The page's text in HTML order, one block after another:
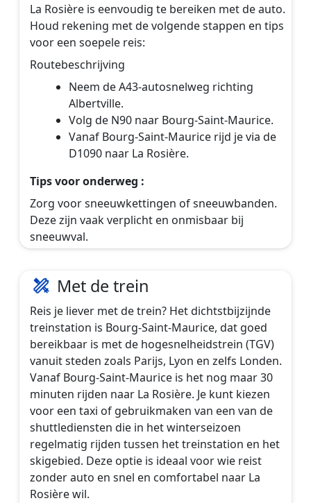
La Rosière is eenvoudig te bereiken met de auto.
Houd rekening met de volgende stappen en tips
voor een soepele reis:
Routebeschrijving
Neem de A43-autosnelweg richting
Albertville.
Volg de N90 naar Bourg-Saint-Maurice.
Vanaf Bourg-Saint-Maurice rijd je via de
D1090 naar La Rosière.
Tips voor onderweg :
Zorg voor sneeuwkettingen of sneeuwbanden.
Deze zijn vaak verplicht en onmisbaar bij
sneeuwval.
Met de trein
Reis je liever met de trein? Het dichtstbijzijnde
treinstation is Bourg-Saint-Maurice, dat goed
bereikbaar is met de hogesnelheidstrein (TGV)
vanuit steden zoals Parijs, Lyon en zelfs Londen.
Vanaf Bourg-Saint-Maurice is het nog maar 30
minuten rijden naar La Rosière. Je kunt kiezen
voor een taxi of gebruikmaken van een van de
shuttlediensten die in het winterseizoen
regelmatig rijden tussen het treinstation en het
skigebied. Deze optie is ideaal voor wie reist
zonder auto en snel en comfortabel naar La
Rosière wil.